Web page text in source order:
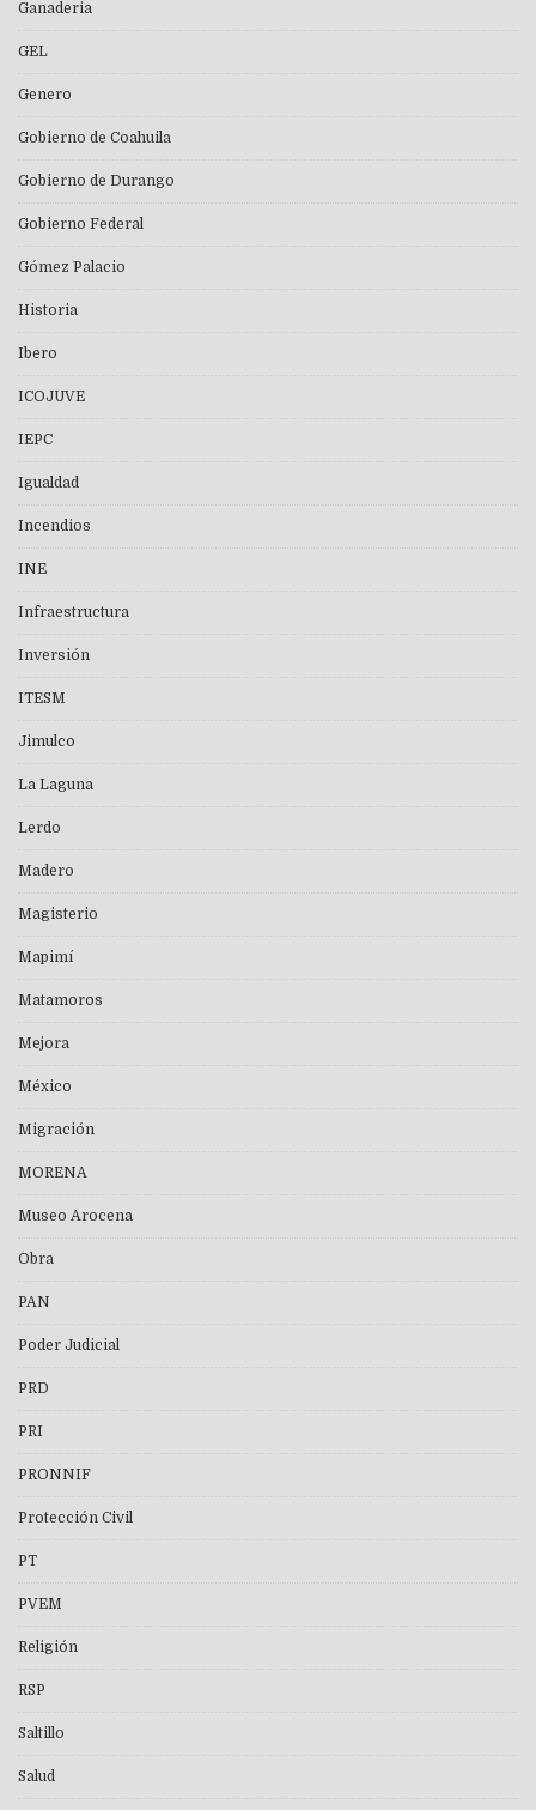
Ganaderia
GEL
Genero
Gobierno de Coahuila
Gobierno de Durango
Gobierno Federal
Gómez Palacio
Historia
Ibero
ICOJUVE
IEPC
Igualdad
Incendios
INE
Infraestructura
Inversión
ITESM
Jimulco
La Laguna
Lerdo
Madero
Magisterio
Mapimí
Matamoros
Mejora
México
Migración
MORENA
Museo Arocena
Obra
PAN
Poder Judicial
PRD
PRI
PRONNIF
Protección Civil
PT
PVEM
Religión
RSP
Saltillo
Salud